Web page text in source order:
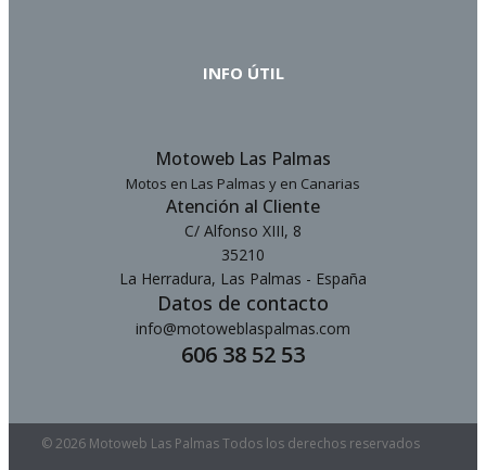
INFO ÚTIL
Motoweb Las Palmas
Motos en Las Palmas y en Canarias
Atención al Cliente
C/ Alfonso XIII, 8
35210
La Herradura, Las Palmas - España
Datos de contacto
info@motoweblaspalmas.com
606 38 52 53
© 2026 Motoweb Las Palmas Todos los derechos reservados